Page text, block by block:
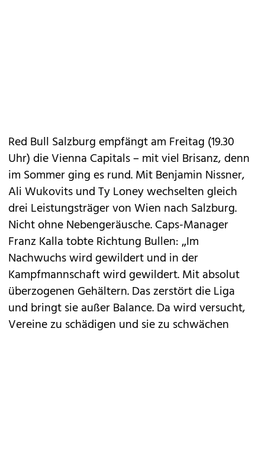
Red Bull Salzburg empfängt am Freitag (19.30
Uhr) die Vienna Capitals – mit viel Brisanz, denn
im Sommer ging es rund. Mit Benjamin Nissner,
Ali Wukovits und Ty Loney wechselten gleich
drei Leistungsträger von Wien nach Salzburg.
Nicht ohne Nebengeräusche. Caps-Manager
Franz Kalla tobte Richtung Bullen: „Im
Nachwuchs wird gewildert und in der
Kampfmannschaft wird gewildert. Mit absolut
überzogenen Gehältern. Das zerstört die Liga
und bringt sie außer Balance. Da wird versucht,
Vereine zu schädigen und sie zu schwächen